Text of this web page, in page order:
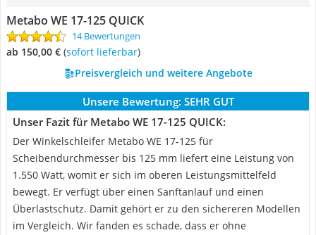
Metabo WE 17-125 QUICK
14 Bewertungen
ab 150,00 € ( Sofort lieferbar)
Preisvergleich und weitere Angebote
Unsere Bewertung: SEHR GUT
Unser Fazit für Metabo WE 17-125 QUICK:
Der Winkelschleifer Metabo WE 17-125 für
Scheibendurchmesser bis 125 mm liefert eine Leistung von
1.550 Watt, womit er sich im oberen Leistungsmittelfeld
bewegt. Er verfügt über einen Sanftanlauf und einen
Überlastschutz. Damit gehört er zu den sichereren Modellen
im Vergleich. Wir fanden es schade, dass er ohne